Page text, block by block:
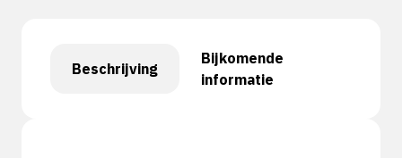
Beschrijving
Bijkomende
informatie